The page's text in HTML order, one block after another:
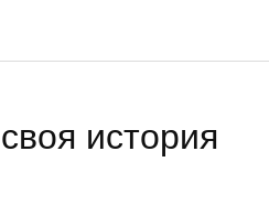
история